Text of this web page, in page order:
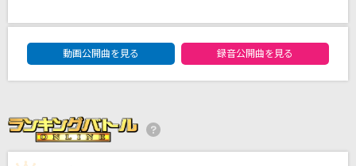
君をのせて
井上あずみ
[生音]チェリー
もっと見る
DAM★ともボーカルエントリーランキング
動画公開曲を見る
録音公開曲を見る